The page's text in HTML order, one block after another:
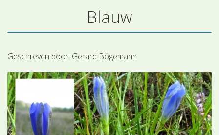
Plantengemeenschappen
Determineren
Blauw
Geschreven door: Gerard Bögemann